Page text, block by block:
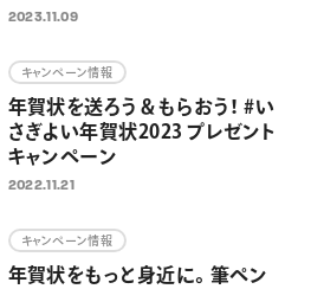
開始 ぺんてる初のクラファン
2023.11.09
キャンペーン情報
年賀状を送ろう＆もらおう！ #い
さぎよい年賀状2023 プレゼント
キャンペーン
2022.11.21
キャンペーン情報
年賀状をもっと身近に。筆ペン